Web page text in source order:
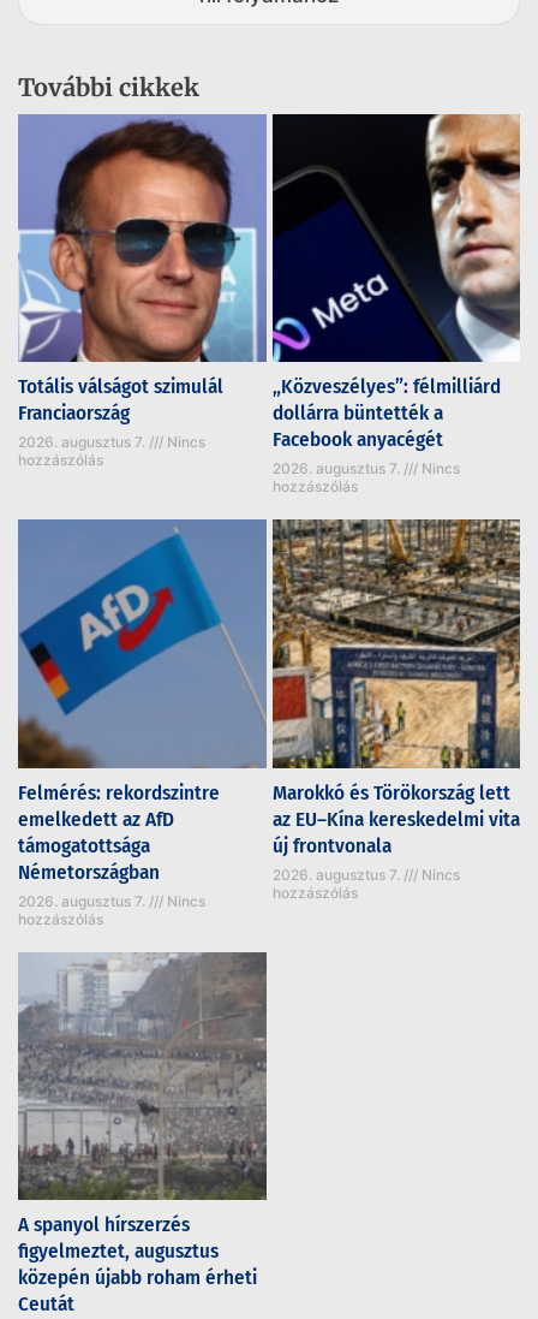
További cikkek
Totális válságot szimulál
Franciaország
2026. augusztus 7.
Nincs
hozzászólás
„Közveszélyes”: félmilliárd
dollárra büntették a
Facebook anyacégét
2026. augusztus 7.
Nincs
hozzászólás
Felmérés: rekordszintre
emelkedett az AfD
támogatottsága
Németországban
2026. augusztus 7.
Nincs
hozzászólás
Marokkó és Törökország lett
az EU–Kína kereskedelmi vita
új frontvonala
2026. augusztus 7.
Nincs
hozzászólás
A spanyol hírszerzés
figyelmeztet, augusztus
közepén újabb roham érheti
Ceutát